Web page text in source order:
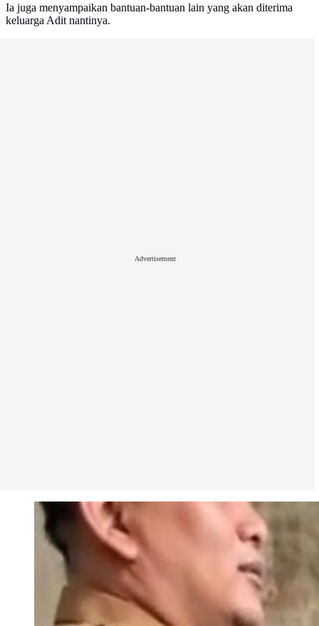
Ia juga menyampaikan bantuan-bantuan lain yang akan diterima
keluarga Adit nantinya.
Advertisement